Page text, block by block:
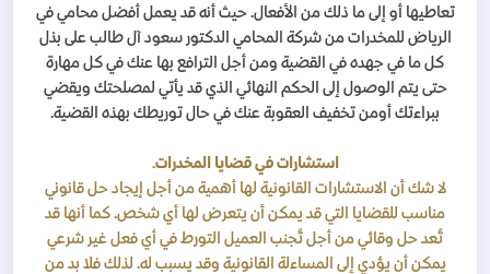
تعاطيها أو إلى ما ذلك من الأفعال. حيث أنه قد يعمل أفضل محامي في
الرياض للمخدرات من شركة المحامي الدكتور سعود آل طالب على بذل
كل ما في جهده في القضية ومن أجل الترافع بها عنك في كل مهارة
حتى يتم الوصول إلى الحكم النهائي الذي قد يأتي لمصلحتك ويقضي
ببراءتك أومن تخفيف العقوبة عنك في حال توريطك بهذه القضية.
استشارات في قضايا المخدرات.
لا شك أن الاستشارات القانونية لها أهمية من أجل إيجاد حل قانوني
مناسب للقضايا التي قد يمكن أن يتعرض لها أي شخص. كما أنها قد
تُعد حل وقائي من أجل تُجنب العميل التورط في أي فعل غير شرعي
يمكن أن يؤدي إلى المساءلة القانونية وقد يسبب له. لذلك فلا بد من